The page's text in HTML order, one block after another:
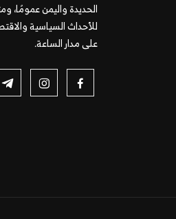
الحديدة واليمن عمومًا،
للأحداث السياسية
على مدار الساعة.